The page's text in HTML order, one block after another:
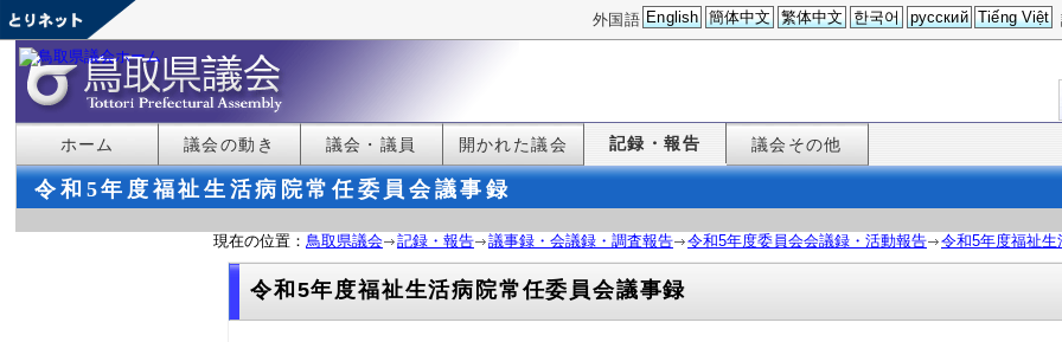
外国語 English 簡体中文 繁体中文 한국어 русский Tiếng Việt
ホーム 議会の動き 議会・議員 開かれた議会 記録・報告 議会その他
令和5年度福祉生活病院常任委員会議事録
現在の位置： 鳥取県議会 記録・報告 議事録・会議録・調査報告 令和5年度委員会会議録・活動報告 令和5年度福祉
令和5年度福祉生活病院常任委員会議事録